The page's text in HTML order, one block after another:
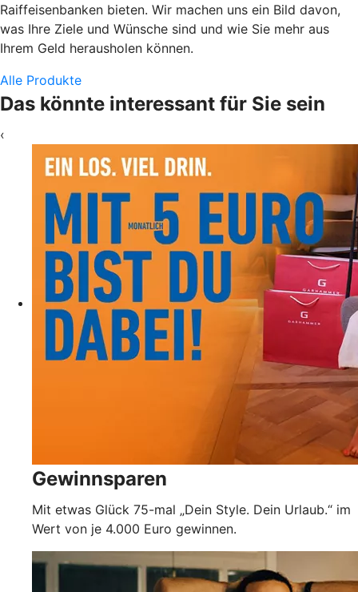
Raiffeisenbanken bieten. Wir machen uns ein Bild davon,
was Ihre Ziele und Wünsche sind und wie Sie mehr aus
Ihrem Geld herausholen können.
Alle Produkte
Das könnte interessant für Sie sein
‹
Gewinnsparen
Mit etwas Glück 75-mal „Dein Style. Dein Urlaub.“ im
Wert von je 4.000 Euro gewinnen.